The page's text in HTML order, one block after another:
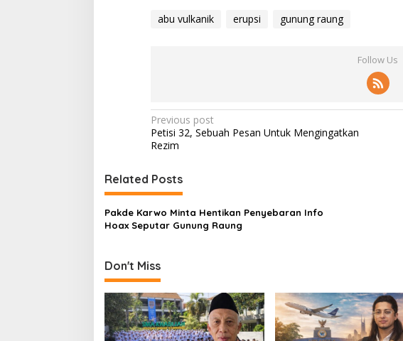
abu vulkanik erupsi gunung raung
Follow Us
P
o
t
n
a
i
g
a
t
Previous post
Petisi 32, Sebuah Pesan Untuk Mengingatkan
Rezim
Related Posts
Pakde Karwo Minta Hentikan Penyebaran Info
Hoax Seputar Gunung Raung
Don't Miss